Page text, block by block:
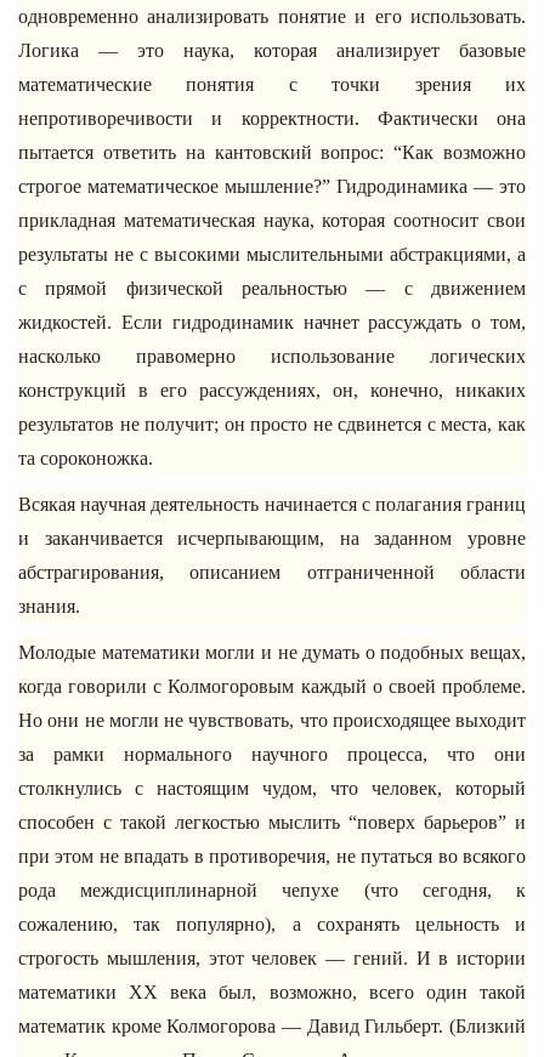
одновременно анализировать понятие и его использовать.
Логика — это наука, которая анализирует базовые
математические понятия с точки зрения их
непротиворечивости и корректности. Фактически она
пытается ответить на кантовский вопрос: “Как возможно
строгое математическое мышление?” Гидродинамика — это
прикладная математическая наука, которая соотносит свои
результаты не с высокими мыслительными абстракциями, а
с прямой физической реальностью — с движением
жидкостей. Если гидродинамик начнет рассуждать о том,
насколько правомерно использование логических
конструкций в его рассуждениях, он, конечно, никаких
результатов не получит; он просто не сдвинется с места, как
та сороконожка.
Всякая научная деятельность начинается с полагания границ
и заканчивается исчерпывающим, на заданном уровне
абстрагирования, описанием отграниченной области
знания.
Молодые математики могли и не думать о подобных вещах,
когда говорили с Колмогоровым каждый о своей проблеме.
Но они не могли не чувствовать, что происходящее выходит
за рамки нормального научного процесса, что они
столкнулись с настоящим чудом, что человек, который
способен с такой легкостью мыслить “поверх барьеров” и
при этом не впадать в противоречия, не путаться во всякого
рода междисциплинарной чепухе (что сегодня, к
сожалению, так популярно), а сохранять цельность и
строгость мышления, этот человек — гений. И в истории
математики XX века был, возможно, всего один такой
математик кроме Колмогорова — Давид Гильберт. (Близкий